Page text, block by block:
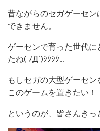
昔ながらのセガゲーセ
できません。
ゲーセンで育った世代
たね( ﾉД`)ｼｸｼｸ…
もしセガの大型ゲーセ
このゲームを置きたい！
というのが、皆さんきっ